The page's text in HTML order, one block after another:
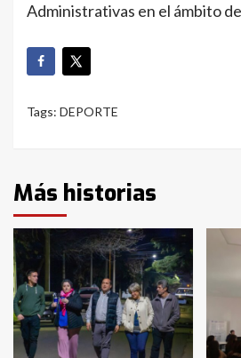
Administrativas en el ámbito
Tags: DEPORTE
Más historias